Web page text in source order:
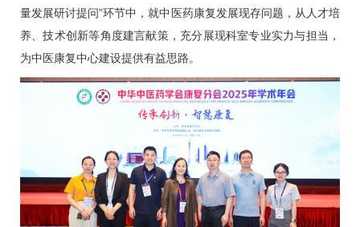
量发展研讨提问”环节中，就中医药康复发展现存问题，从人才培
养、技术创新等角度建言献策，充分展现科室专业实力与担当，
为中医康复中心建设提供有益思路。